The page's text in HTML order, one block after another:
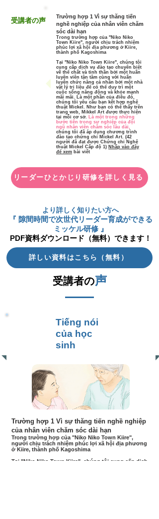
受講者の声
Trường hợp 1 Vì sự thăng tiến
nghề nghiệp của nhân viên chăm
sóc dài hạn
Trong trường hợp của "Niko Niko
Town Kiire", người chịu trách nhiệm
phúc lợi xã hội địa phương ở Kiire,
thành phố Kagoshima
Tại "Niko Niko Town Kiire", chúng tôi
cung cấp dịch vụ đào tạo chuyên biệt
về thể chất và tinh thần bởi một huấn
luyện viên tận tâm cùng với huấn
luyện chức năng cá nhân bởi một nhà
vật lý trị liệu để có thể duy trì một
cuộc sống năng động và khỏe mạnh
mãi mãi. Là một phần của điều đó,
chúng tôi yêu cầu bạn kết hợp nghệ
thuật Mickel. Như bạn có thể thấy trên
trang web, Mikkel Art được thực hiện
tại mỗi cơ sở. Là một trong những
bước tiến trong sự nghiệp của đội
ngũ nhân viên chăm sóc lâu dài,
chúng tôi đã áp dụng chương trình
đào tạo chứng chỉ Mickel Art. (42
người đã đạt được Chứng chỉ Nghệ
thuật Mickel Cấp độ 1) Nhấp vào đây
để xem bài viết
リーダーひとかじり研修を詳しく見る
より詳しく知りたい方へ
『 隙間時間で次世代リーダー育成ができる
ミッケル研修 』
PDF資料ダウンロード（無料）できます！
詳しい資料はこちら（無料）
受講者の声
Tiếng nói
của học
sinh
Trường hợp 1 Vì sự thăng tiến nghề nghiệp
của nhân viên chăm sóc dài hạn
Trong trường hợp của "Niko Niko Town Kiire",
người chịu trách nhiệm phúc lợi xã hội địa phương
ở Kiire, thành phố Kagoshima
Tại "Niko Niko Town Kiire", chúng tôi cung cấp dịch